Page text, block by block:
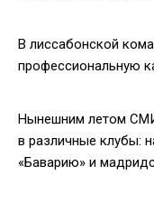
В лиссабонской
профессиональную
Нынешним летом
в различные клубы:
«Баварию» и